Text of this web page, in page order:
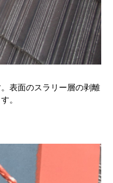
表面のスラリー層の剥離
。